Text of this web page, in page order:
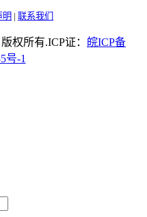
明 | 联系我们
权所有.ICP证： 皖ICP备
号-1